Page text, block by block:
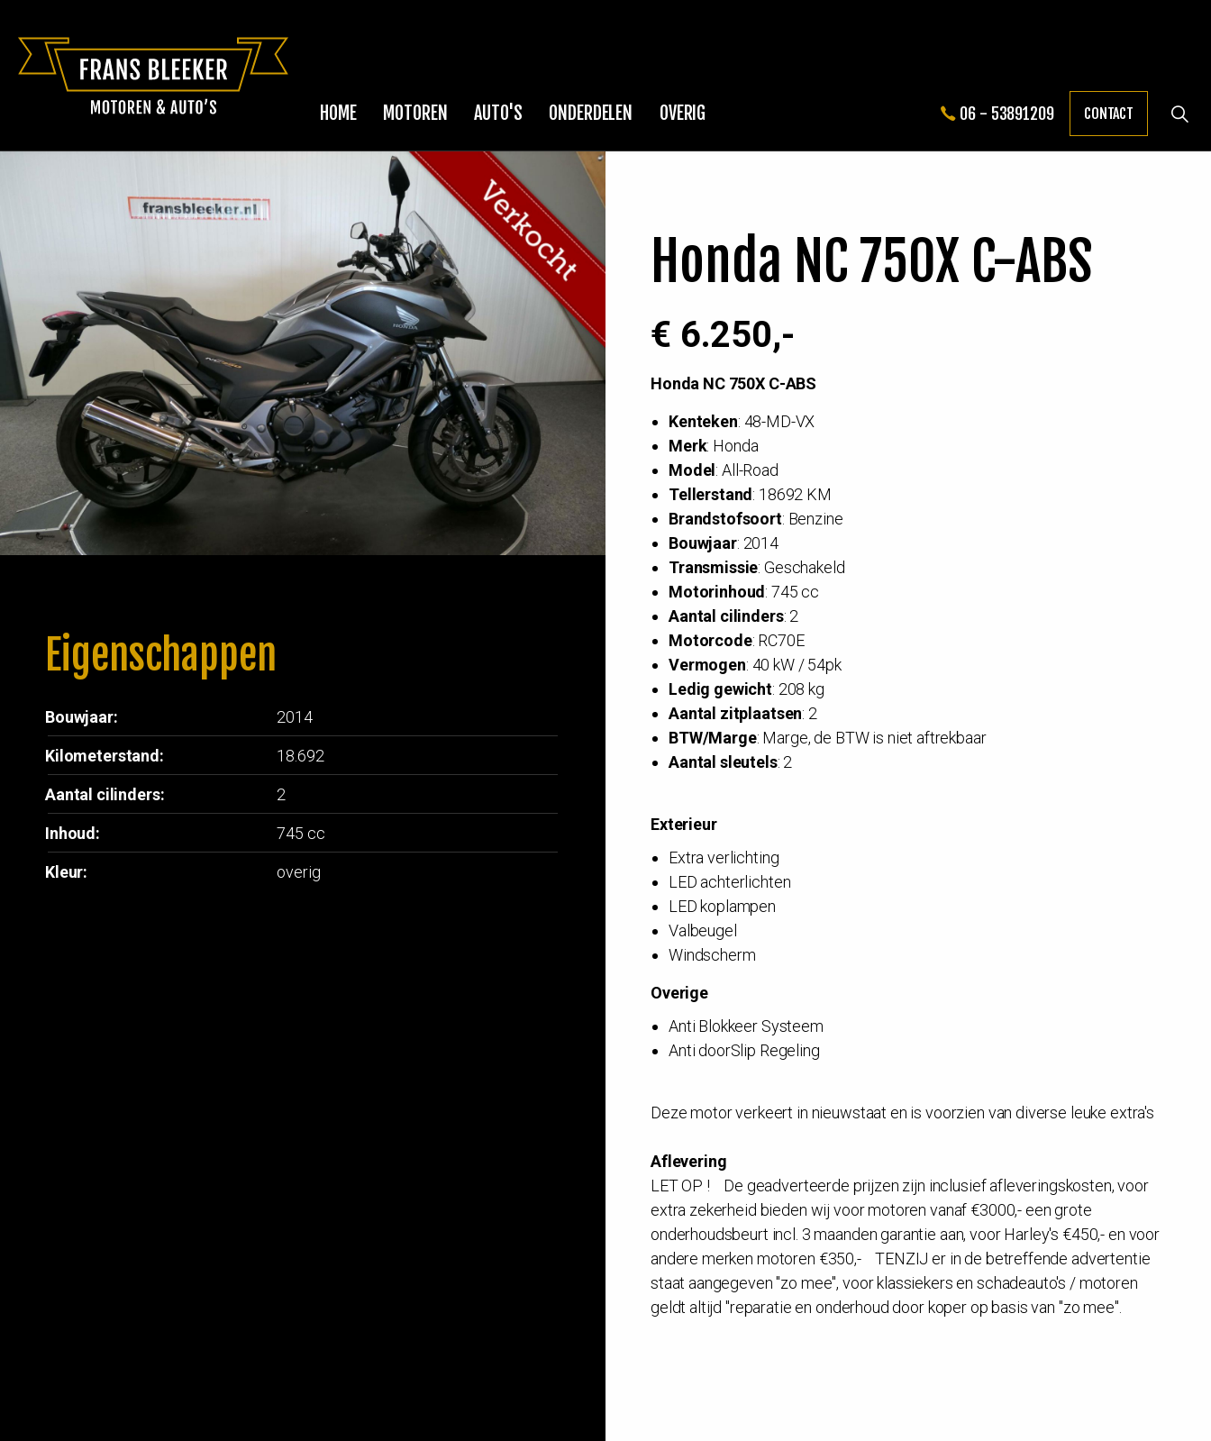
HOME MOTOREN AUTO'S ONDERDELEN OVERIG 06 - 53891209 CONTACT
Eigenschappen
Bouwjaar: 2014
Kilometerstand: 18.692
Aantal cilinders: 2
Inhoud: 745 cc
Kleur: overig
Honda NC 750X C-ABS
€ 6.250,-
Honda NC 750X C-ABS
Kenteken: 48-MD-VX
Merk: Honda
Model : All-Road
Tellerstand : 18692 KM
Brandstofsoort: Benzine
Bouwjaar: 2014
Transmissie: Geschakeld
Motorinhoud : 745 cc
Aantal cilinders: 2
Motorcode: RC70E
Vermogen: 40 kW / 54pk
Ledig gewicht: 208 kg
Aantal zitplaatsen: 2
BTW/Marge: Marge, de BTW is niet aftrekbaar
Aantal sleutels: 2
Exterieur
Extra verlichting
LED achterlichten
LED koplampen
Valbeugel
Windscherm
Overige
Anti Blokkeer Systeem
Anti doorSlip Regeling
Deze motor verkeert in nieuwstaat en is voorzien van diverse leuke extra's
Aflevering
LET OP ! De geadverteerde prijzen zijn inclusief afleveringskosten, voor
extra zekerheid bieden wij voor motoren vanaf €3000,- een grote
onderhoudsbeurt incl. 3 maanden garantie aan, voor Harley's €450,- en voor
andere merken motoren €350,- TENZIJ er in de betreffende advertentie
staat aangegeven "zo mee", voor klassiekers en schadeauto's / motoren
geldt altijd "reparatie en onderhoud door koper op basis van "zo mee".